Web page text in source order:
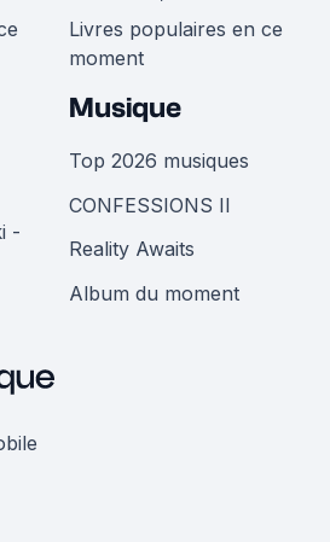
Livres populaires en ce
moment
-
Musique
Top 2026 musiques
CONFESSIONS II
Reality Awaits
Album du moment